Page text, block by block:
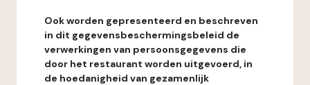
Ook worden gepresenteerd en beschreven
in dit gegevensbeschermingsbeleid de
verwerkingen van persoonsgegevens die
door het restaurant worden uitgevoerd, in
de hoedanigheid van gezamenlijk